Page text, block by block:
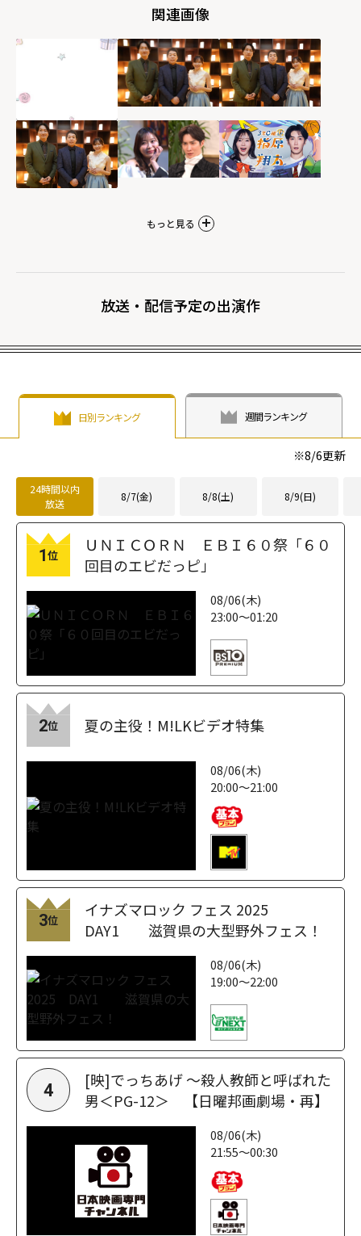
関連画像
もっと見る
放送・配信予定の出演作
日別ランキング 週間ランキング
※8/6更新
24時間以内
放送
8/7(金) 8/8(土) 8/9(日)
1位
ＵＮＩＣＯＲＮ ＥＢＩ６０祭「６０
回目のエビだっピ」
08/06(木)
23:00～01:20
2位 夏の主役！M!LKビデオ特集
08/06(木)
20:00～21:00
3位
イナズマロック フェス 2025
DAY1 滋賀県の大型野外フェス！
08/06(木)
19:00～22:00
4
[映]でっちあげ ～殺人教師と呼ばれた
男＜PG-12＞ 【日曜邦画劇場・再】
08/06(木)
21:55～00:30